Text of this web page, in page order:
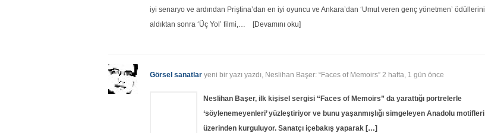
iyi senaryo ve ardından Priştina’dan en iyi oyuncu ve Ankara’dan ‘Umut veren genç yönetmen’ ödüllerini
aldıktan sonra ‘Üç Yol’ filmi,…
[Devamını oku]
Görsel sanatlar yeni bir yazı yazdı, Neslihan Başer: “Faces of Memoirs” 2 hafta, 1 gün önce
Neslihan Başer, ilk kişisel sergisi “Faces of Memoirs” da yarattığı portrelerle
‘söylenemeyenleri’ yüzleştiriyor ve bunu yaşanmışlığı simgeleyen Anadolu motifleri
üzerinden kurguluyor. Sanatçı içebakış yaparak […]